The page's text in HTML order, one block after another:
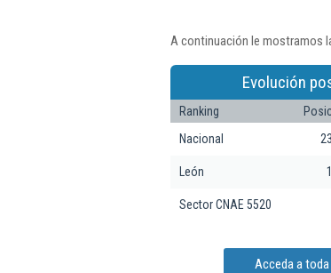
A continuación le mostramos
Evolución
Ranking
Nacional
León
Sector CNAE 5520
Acceda a